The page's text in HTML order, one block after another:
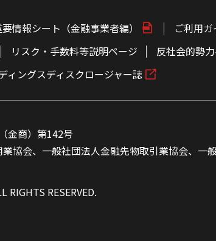
要情報シート（金融事業者編） ご利用ガ
リスク・手数料等説明ページ 反社会的勢
ィングスディスクロージャー誌
金商）第142号
協会、一般社団法人金融先物取引業協会、一
RIGHTS RESERVED.